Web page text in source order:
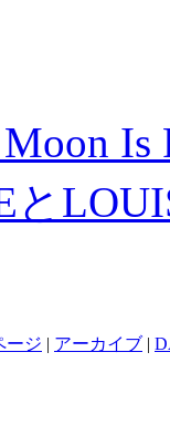
Is
と
ージ | アーカイブ |